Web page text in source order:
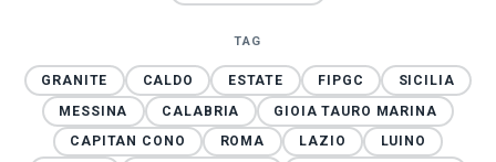
TAG
GRANITE CALDO ESTATE FIPGC
SICILIA
MESSINA
CALABRIA
GIOIA TAURO MARINA
CAPITAN CONO
ROMA LAZIO
LUINO